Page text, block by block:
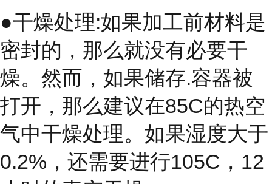
●干燥处理:如果加工前材料是
密封的，那么就没有必要干
燥。然而，如果储存.容器被
打开，那么建议在85C的热空
气中干燥处理。如果湿度大于
0.2%，还需要进行105C，12